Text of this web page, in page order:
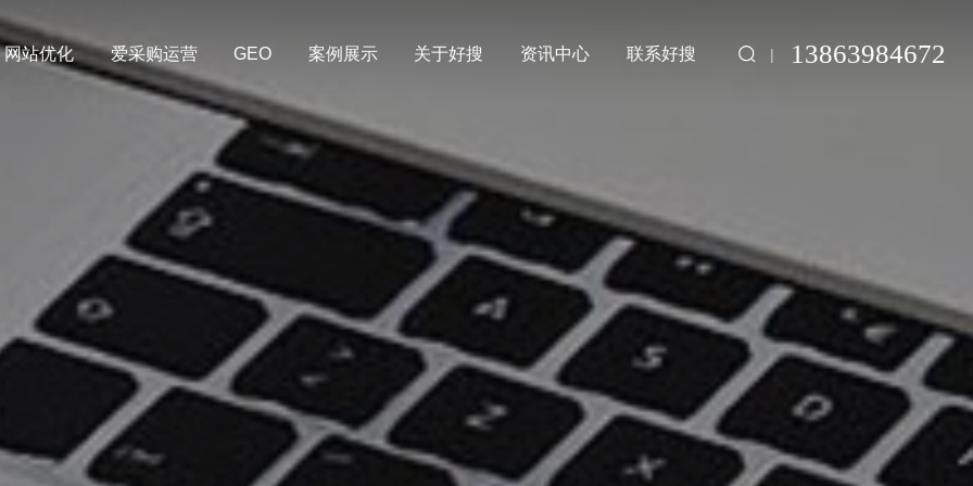
网站优化 爱采购运营 GEO 案例展示 关于好搜 资讯中心 联系好搜 13863984672